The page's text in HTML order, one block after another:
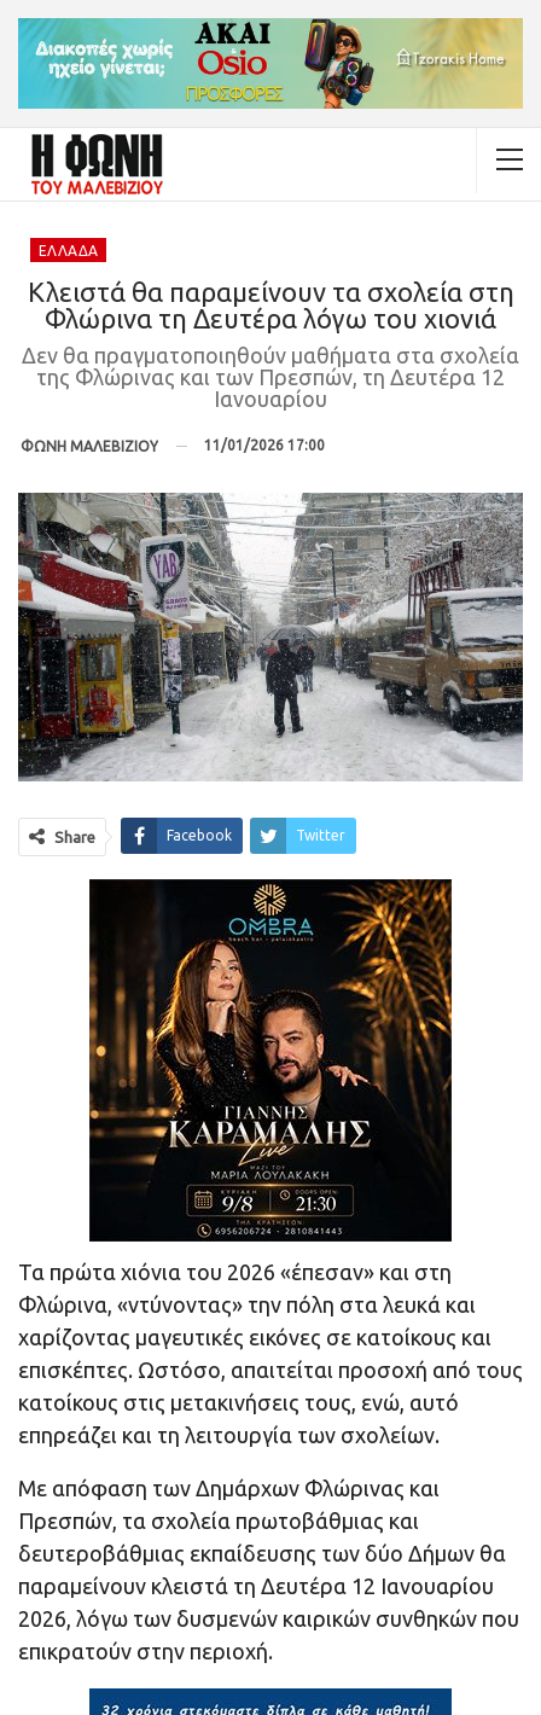
ΕΛΛΆΔΑ
Κλειστά θα παραμείνουν τα σχολεία στη
Φλώρινα τη Δευτέρα λόγω του χιονιά
Δεν θα πραγματοποιηθούν μαθήματα στα σχολεία
της Φλώρινας και των Πρεσπών, τη Δευτέρα 12
Ιανουαρίου
ΦΩΝΗ ΜΑΛΕΒΙΖΙΟΥ 11/01/2026 17:00
Share Facebook Twitter
Τα πρώτα χιόνια του 2026 «έπεσαν» και στη
Φλώρινα, «ντύνοντας» την πόλη στα λευκά και
χαρίζοντας μαγευτικές εικόνες σε κατοίκους και
επισκέπτες. Ωστόσο, απαιτείται προσοχή από τους
κατοίκους στις μετακινήσεις τους, ενώ, αυτό
επηρεάζει και τη λειτουργία των σχολείων.
Με απόφαση των Δημάρχων Φλώρινας και
Πρεσπών, τα σχολεία πρωτοβάθμιας και
δευτεροβάθμιας εκπαίδευσης των δύο Δήμων θα
παραμείνουν κλειστά τη Δευτέρα 12 Ιανουαρίου
2026, λόγω των δυσμενών καιρικών συνθηκών που
επικρατούν στην περιοχή.